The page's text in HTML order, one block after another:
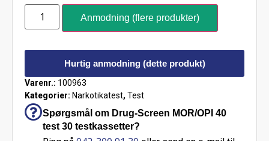
Anmodning (flere produkter)
Hurtig anmodning (dette produkt)
Varenr.: 100963
Kategorier: Narkotikatest, Test
Spørgsmål om Drug-Screen MOR/OPI 40
test 30 testkassetter?